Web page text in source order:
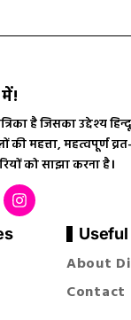
है जिसका उद्देश्य
की महत्ता, महत्वपूर्ण
को साझा करना है।
About
Contact